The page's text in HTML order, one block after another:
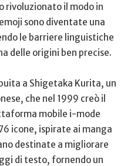
rivoluzionato ⁣il modo in
sono diventate una⁢
le barriere linguistiche
delle ⁤origini ben precise.
a Shigetaka Kurita, un
che nel ‌1999 creò ⁤il
⁤mobile i-mode
​icone, ispirate ai manga
​destinate a migliorare
di testo, fornendo un